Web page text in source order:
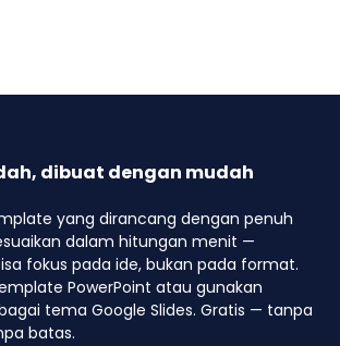
dibuat dengan mudah
yang dirancang dengan penuh
dalam hitungan menit —
fokus pada ide, bukan pada format.
PowerPoint atau gunakan
tema Google Slides. Gratis — tanpa
batas.